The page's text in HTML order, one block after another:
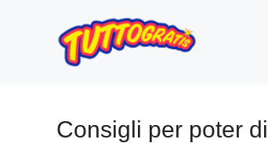
contenuto
Consigli per poter